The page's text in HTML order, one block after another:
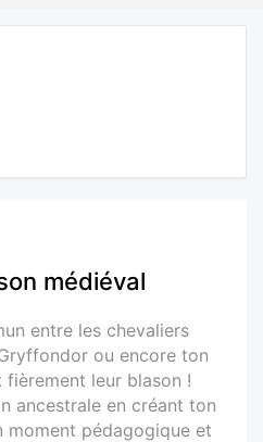
médiéval
entre les chevaliers
ou encore ton
leur blason !
ancestrale en créant ton
moment pédagogique et